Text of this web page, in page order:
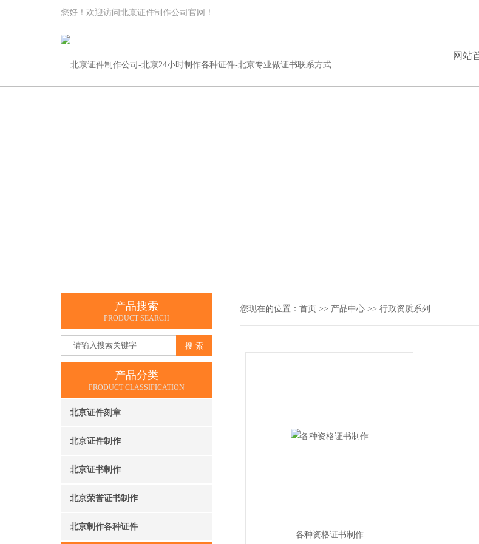
您好！欢迎访问北京证件制作公司官网！
网站
产品搜索
PRODUCT SEARCH
产品分类
PRODUCT CLASSIFICATION
北京证件刻章
北京证件制作
北京证书制作
北京荣誉证书制作
北京制作各种证件
您现在的位置： 首页 >> 产品中心 >> 行政资质系列
各种资格证书制作